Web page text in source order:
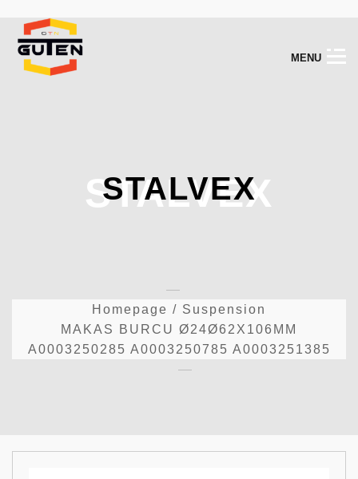
M ENU
STALVEX
STALVEX
Homepage / Suspension
MAKAS BURCU Ø24Ø62X106MM
A0003250285 A0003250785 A0003251385